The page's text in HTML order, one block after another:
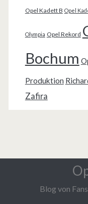
Opel Kadett B Opel
Olympia Opel Rekord
Bochum
Produktion
Zafira
Blog von